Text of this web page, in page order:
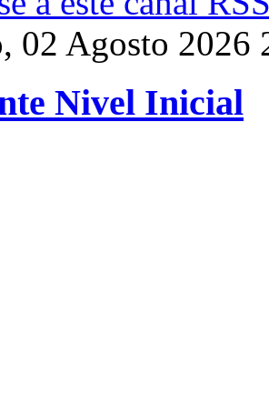
02 Agosto 2026
Nivel Inicial